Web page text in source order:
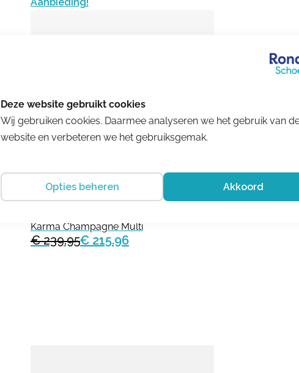
Karma Champagne Multi
€ 239.95€ 215.96
Wij gebruiken cookies. Daarmee analyseren we het gebruik van
website en verbeteren we het gebruiksgemak.
Opties beheren Akkoord